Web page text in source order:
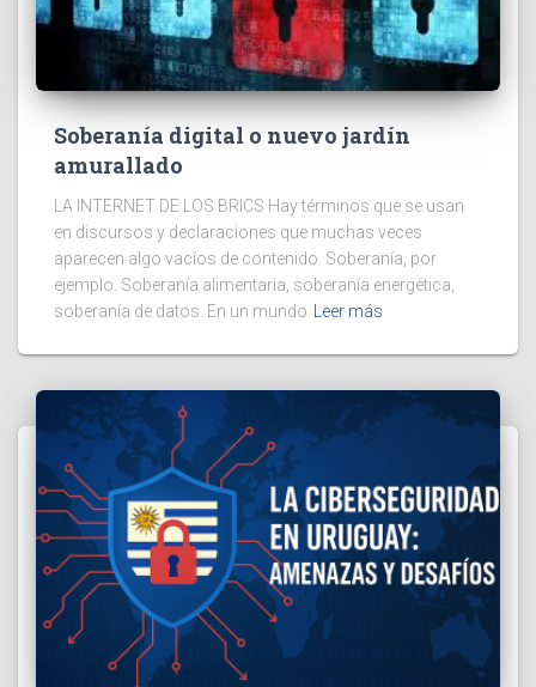
Soberanía digital o nuevo jardín
amurallado
LA INTERNET DE LOS BRICS Hay términos que se usan
en discursos y declaraciones que muchas veces
aparecen algo vacíos de contenido. Soberanía, por
ejemplo. Soberanía alimentaria, soberanía energética,
soberanía de datos. En un mundo Leer más